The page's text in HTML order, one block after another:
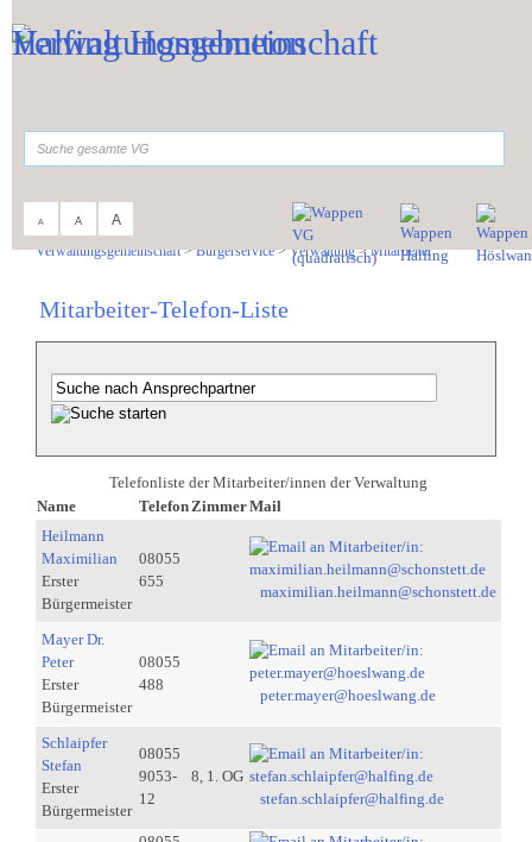
A A A
Verwaltungsgemeinschaft>Bürgerservice>Verwaltung>Mitarbeiter
Mitarbeiter-Telefon-Liste
Telefonliste der Mitarbeiter/innen der Verwaltung
Name
Telefon ZimmerMail
Heilmann
Maximilian
Erster
Bürgermeister
08055
655
maximilian.heilmann@schonstett.de
Mayer Dr.
Peter
Erster
Bürgermeister
08055
488
peter.mayer@hoeslwang.de
Schlaipfer
Stefan
Erster
Bürgermeister
08055
9053-
12
8, 1. OG
stefan.schlaipfer@halfing.de